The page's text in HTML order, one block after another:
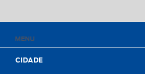
MENU
CIDADE